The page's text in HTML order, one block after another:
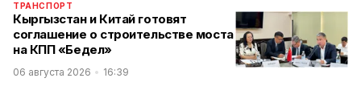
ТРАНСПОРТ
Кыргызстан и Китай готовят
соглашение о строительстве моста
на КПП «Бедел»
06 августа 2026 16:39